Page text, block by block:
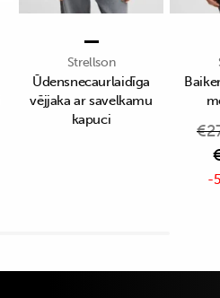
Strellson
Ūdensnecaurlaidīga
vējjaka ar savelkamu
kapuci
€
-